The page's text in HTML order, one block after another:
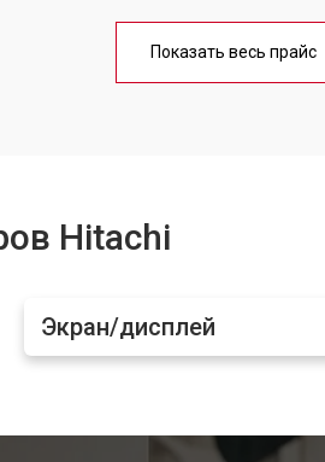
от
от
от
Показать весь прайс
Hitachi
Экран/дисплей